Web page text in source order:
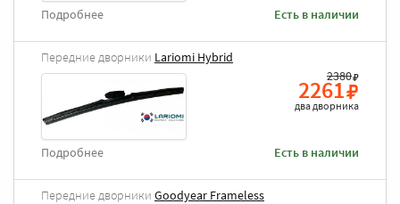
Есть в наличии
Подробнее
Передние дворники Lariomi Hybrid
2380
2261
два дворника
Есть в наличии
Подробнее
Передние дворники Goodyear Frameless